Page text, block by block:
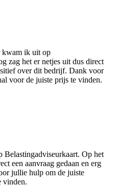
kwam ik uit op
zag het er netjes uit dus direct
over dit bedrijf. Dank voor
voor de juiste prijs te vinden.
Op het
een aanvraag gedaan en erg
jullie hulp om de juiste
vinden.